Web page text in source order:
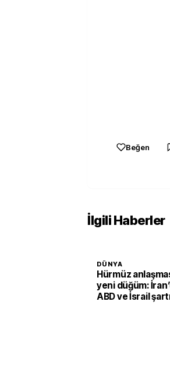
Beğen
İlgili Haberler
DÜNYA
Hürmüz
yeni düğüm:
ABD ve İsrail